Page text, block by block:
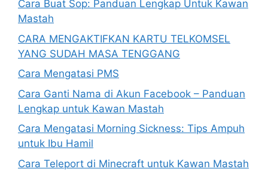
Cara Buat Sop: Panduan Lengkap Untuk Kawan
Mastah
CARA MENGAKTIFKAN KARTU TELKOMSEL
YANG SUDAH MASA TENGGANG
Cara Mengatasi PMS
Cara Ganti Nama di Akun Facebook – Panduan
Lengkap untuk Kawan Mastah
Cara Mengatasi Morning Sickness: Tips Ampuh
untuk Ibu Hamil
Cara Teleport di Minecraft untuk Kawan Mastah